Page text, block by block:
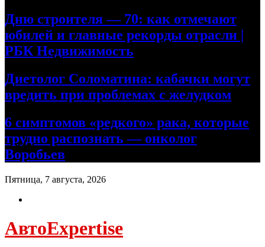
Дню строителя — 70: как отмечают
юбилей и главные рекорды отрасли |
РБК Недвижимость
Диетолог Соломатина: кабачки могут
вредить при проблемах с желудком
6 симптомов «редкого» рака, которые
трудно распознать — онколог
Воробьев
Пятница, 7 августа, 2026
АвтоExpertise